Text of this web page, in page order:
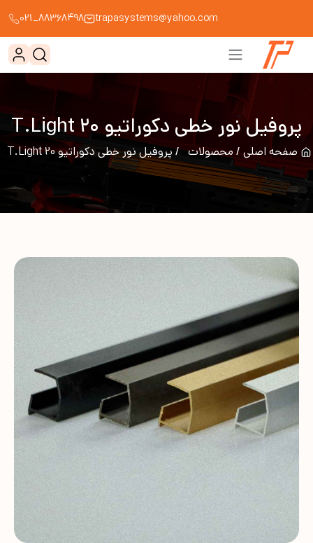
trapasystems@yahoo.com
88368498_021
پروفیل نور خطی دکوراتیو T.Light 20
صفحه اصلی محصولات پروفیل نور خطی دکوراتیو T.Light 20